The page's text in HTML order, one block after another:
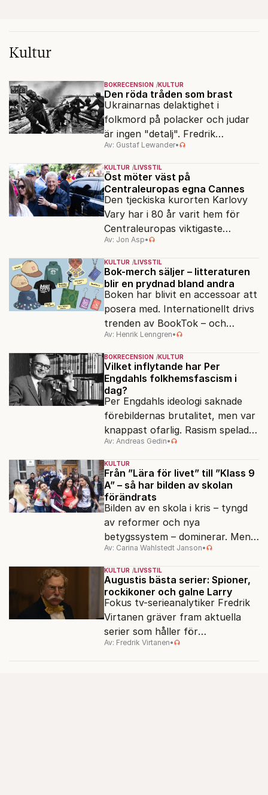
Kultur
BOKRECENSION KULTUR
Den röda tråden som brast
Ukrainarnas delaktighet i
folkmord på polacker och judar
är ingen "detalj". Fredrik
Segerfeldts iver att skildra den
ryska imperialismen leder till en
förenklad bild av historien.
Av: Gustaf Lewander•
KULTUR LIVSSTIL
Öst möter väst på
Centraleuropas egna Cannes
Den tjeckiska kurorten Karlovy
Vary har i 80 år varit hem för
Centraleuropas viktigaste
filmfestival – en plats där
Hollywoodglans möter
egensinnighet.
Av: Jon Asp•
KULTUR LIVSSTIL
Bok-merch säljer – litteraturen
blir en prydnad bland andra
Boken har blivit en accessoar att
posera med. Internationellt drivs
trenden av BookTok – och
förlagen följer efter.
Av: Henrik Lenngren•
BOKRECENSION KULTUR
Vilket inflytande har Per
Engdahls folkhemsfascism i
dag?
Per Engdahls ideologi saknade
förebildernas brutalitet, men var
knappast ofarlig. Rasism spelades
ned i förmån för "kultur". Känns
det igen?
Av: Andreas Gedin•
KULTUR
Från ”Lära för livet” till ”Klass 9
A” – så har bilden av skolan
förändrats
Bilden av en skola i kris – tyngd
av reformer och nya
betygssystem – dominerar. Men
vem äger berättelsen om skolan?
Av: Carina Wahlstedt Janson•
KULTUR LIVSSTIL
Augustis bästa serier: Spioner,
rockikoner och galne Larry
Fokus tv-serieanalytiker Fredrik
Virtanen gräver fram aktuella
serier som håller för
augustisoffan – när
Av: Fredrik Virtanen•